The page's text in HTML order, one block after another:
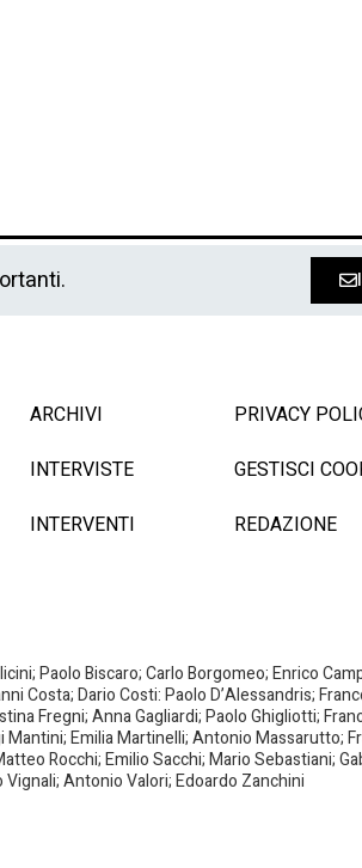
ARCHIVI
INTERVISTE
INTERVENTI
PRIVACY
GESTISCI
REDAZIONE
Paolo Biscaro; Carlo Borgomeo; Enrico
Costa; Dario Costi: Paolo D’Alessandris;
Fregni; Anna Gagliardi; Paolo Ghigliotti;
Emilia Martinelli; Antonio Massarutto;
Rocchi; Emilio Sacchi; Mario Sebastiani;
Antonio Valori; Edoardo Zanchini